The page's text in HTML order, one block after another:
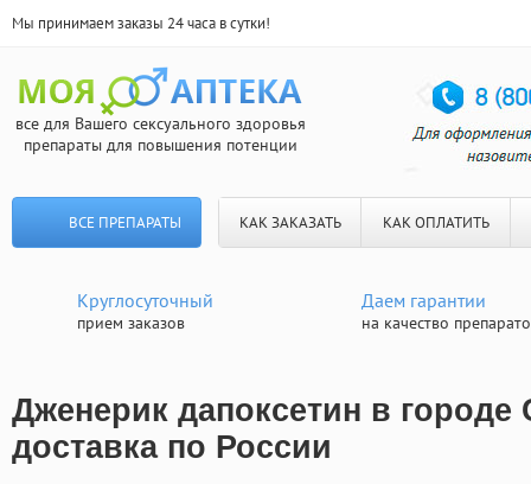
Мы принимаем заказы 24 часа в сутки!
все для Вашего сексуального здоровья
препараты для повышения потенции
ВСЕ ПРЕПАРАТЫ КАК ЗАКАЗАТЬ КАК ОПЛАТИТЬ
Круглосуточный
прием заказов
Даем гарантии
на качество
Дженерик дапоксетин в городе
доставка по России